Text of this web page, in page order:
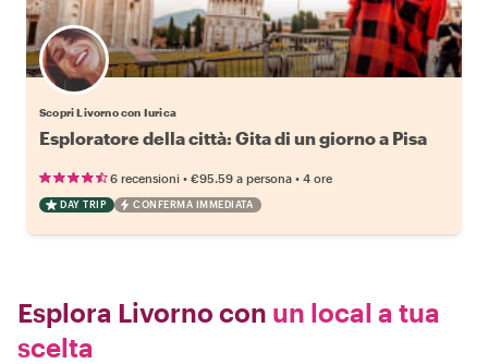
Scopri Livorno con Iurica
Esploratore della città: Gita di un giorno a Pisa
6 recensioni • €95.59 a persona • 4 ore
DAY TRIP CONFERMA IMMEDIATA
Esplora Livorno con un local a tua
scelta